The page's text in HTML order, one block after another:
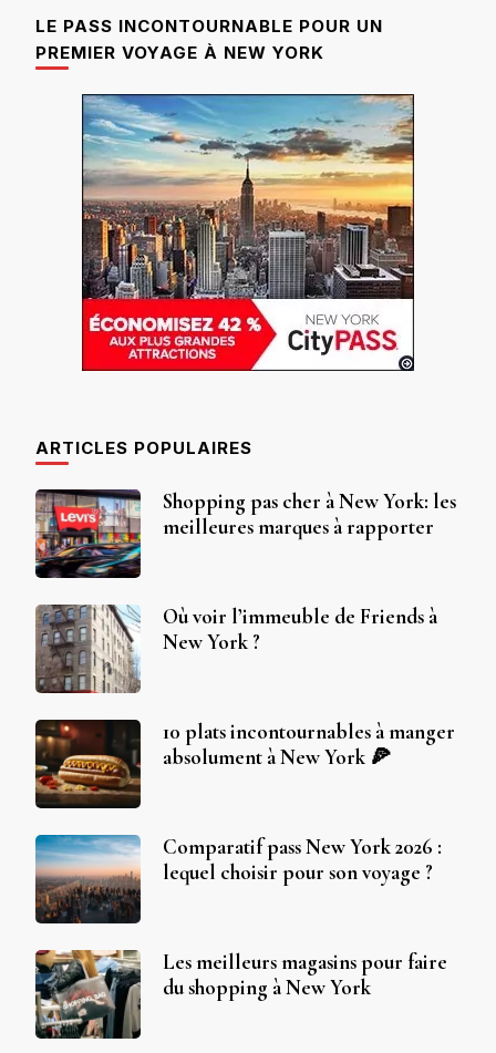
LE PASS INCONTOURNABLE POUR UN
PREMIER VOYAGE À NEW YORK
ARTICLES POPULAIRES
Shopping pas cher à New York: les
meilleures marques à rapporter
Où voir l’immeuble de Friends à
New York ?
10 plats incontournables à manger
absolument à New York 🍕
Comparatif pass New York 2026 :
lequel choisir pour son voyage ?
Les meilleurs magasins pour faire
du shopping à New York